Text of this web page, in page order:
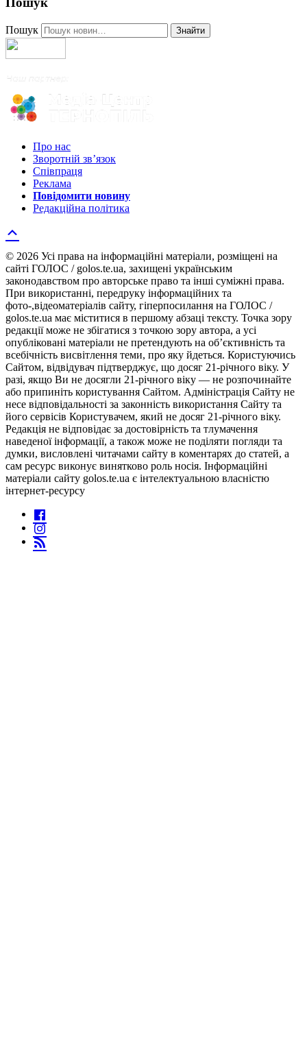
Пошук Знайти
Про нас
Зворотній зв’язок
Співпраця
Реклама
Повідомити новину
Редакційна політика
© 2026 Усі права на інформаційні матеріали, розміщені на
сайті ГОЛОС / golos.te.ua, захищені українським
законодавством про авторське право та інші суміжні права.
При використанні, передруку інформаційних та
фото-,відеоматеріалів сайту, гіперпосилання на ГОЛОС /
golos.te.ua має міститися в першому абзаці тексту. Точка зору
редакції може не збігатися з точкою зору автора, а усі
опубліковані матеріали не претендують на об’єктивність та
всебічність висвітлення теми, про яку йдеться. Користуючись
Сайтом, відвідувач підтверджує, що досяг 21-річного віку. У
разі, якщо Ви не досягли 21-річного віку — не розпочинайте
або припиніть користування Сайтом. Адміністрація Сайту не
несе відповідальності за законність використання Сайту та
його сервісів Користувачем, який не досяг 21-річного віку.
Редакція не відповідає за достовірність та тлумачення
наведеної інформації, а також може не поділяти погляди та
думки, висловлені читачами сайту в коментарях до статей, а
сам ресурс виконує винятково роль носія. Інформаційні
матеріали сайту golos.te.ua є інтелектуальною власністю
інтернет-ресурсу